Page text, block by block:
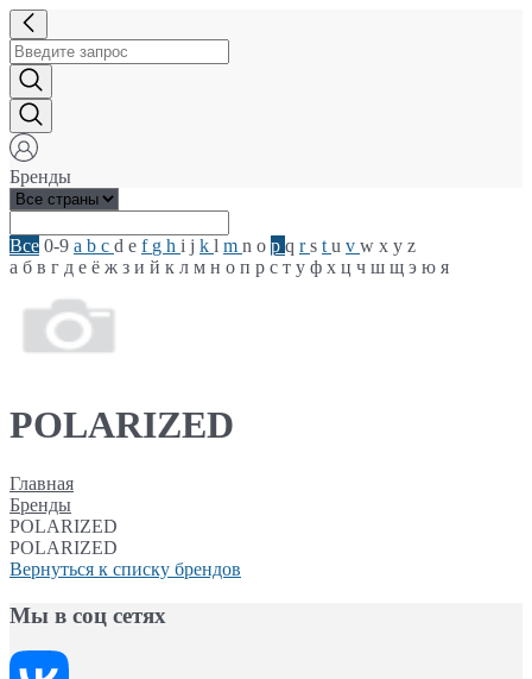
Бренды
Все 0-9 a b c d e f g h i j k l m n o p q rs t u v w x y z
а б в г д е ё ж з и й к л м н о п р с т у ф х ц ч ш щ э ю я
POLARIZED
Главная
Бренды
POLARIZED
POLARIZED
Вернуться к списку брендов
Мы в соц сетях